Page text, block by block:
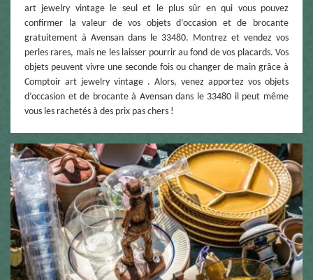
art jewelry vintage le seul et le plus sûr en qui vous pouvez
confirmer la valeur de vos objets d’occasion et de brocante
gratuitement à Avensan dans le 33480. Montrez et vendez vos
perles rares, mais ne les laisser pourrir au fond de vos placards. Vos
objets peuvent vivre une seconde fois ou changer de main grâce à
Comptoir art jewelry vintage . Alors, venez apportez vos objets
d’occasion et de brocante à Avensan dans le 33480 il peut même
vous les rachetés à des prix pas chers !